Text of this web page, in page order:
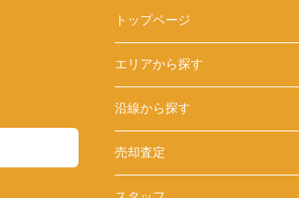
トップページ
エリアから探す
沿線から探す
売却査定